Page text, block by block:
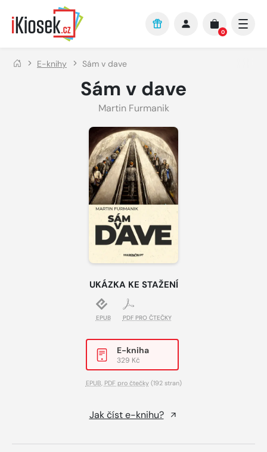
Přejít na hlavní obsah
0
E-knihy Sám v dave
Sám v dave
Martin Furmanik
UKÁZKA KE STAŽENÍ
EPUB PDF PRO ČTEČKY
E-kniha
329 Kč
EPUB, PDF pro čtečky(192 stran)
Jak číst e-knihu?